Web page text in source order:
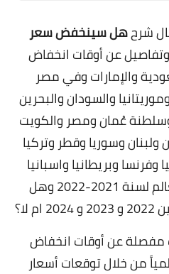
الهاتف
المواقع
زيادة متابعين
العملات المشفرة
الاستثمار
شرحهل سينخفض سعر
وتفاصيل عن أوقات انخفاض
والإمارات وفي مصر
والسودان والبحرين
وسلطنة عُمان ومصر والكويت
وسوريا وقطر وتركيا
وفرنسا وبريطانيا واسبانيا
وجميع دول العالم لسنة 2021-2022 وهل
عن أوقات انخفاض
من خلال توقعات أسعار